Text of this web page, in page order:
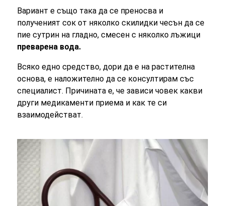
Вариант е също така да се преносва и
полученият сок от няколко скилидки чесън да се
пие сутрин на гладно, смесен с няколко лъжици
преварена вода.
Всяко едно средство, дори да е на растителна
основа, е наложително да се консултирам със
специалист. Причината е, че зависи човек какви
други медикаменти приема и как те си
взаимодействат.